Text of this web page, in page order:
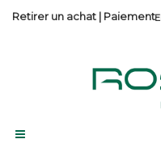
Retirer un achat | Paiement